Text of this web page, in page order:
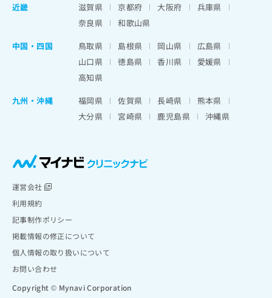
近畿
滋賀県 京都府 大阪府
兵庫県
奈良県
和歌山県
中国・四国
鳥取県 島根県 岡山県
広島県
山口県
徳島県 香川県
愛媛県
高知県
九州・沖縄
福岡県 佐賀県 長崎県
熊本県
大分県
宮崎県 鹿児島県 沖縄県
運営会社
利用規約
記事制作ポリシー
掲載情報の修正について
個人情報の取り扱いについて
お問い合わせ
Copyright © Mynavi Corporation